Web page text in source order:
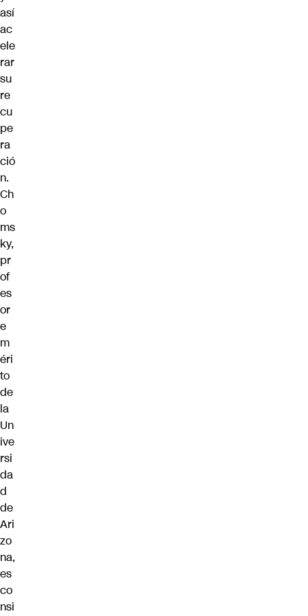
así
ac
ele
rar
su
re
cu
pe
ra
ció
n.
Ch
o
ms
ky,
pr
of
es
or
e
m
éri
to
de
la
Un
ive
rsi
da
d
de
Ari
zo
na,
es
co
nsi